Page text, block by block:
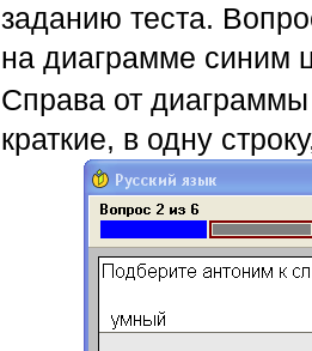
заданию теста.
на диаграмме синим
Справа от
краткие, в одну